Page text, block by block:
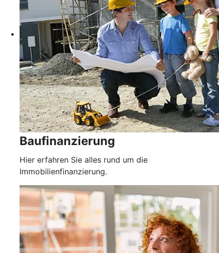
Baufinanzierung
Hier erfahren Sie alles rund um die
Immobilienfinanzierung.